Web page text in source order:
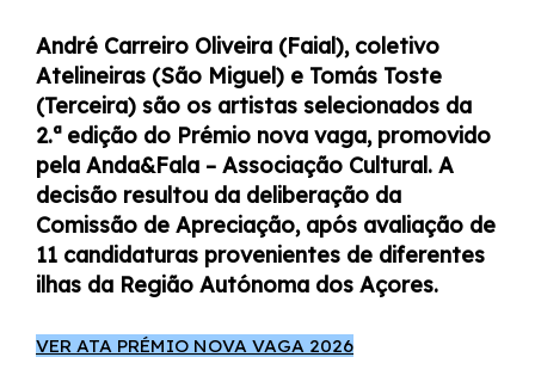
André Carreiro Oliveira (Faial), coletivo
Atelineiras (São Miguel) e Tomás Toste
(Terceira) são os artistas selecionados da
2.ª edição do Prémio nova vaga, promovido
pela Anda&Fala – Associação Cultural. A
decisão resultou da deliberação da
Comissão de Apreciação, após avaliação de
11 candidaturas provenientes de diferentes
ilhas da Região Autónoma dos Açores.
VER ATA PRÉMIO NOVA VAGA 2026